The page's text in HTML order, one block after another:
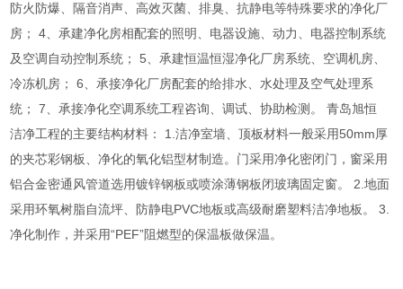
防火防爆、隔音消声、高效灭菌、排臭、抗静电等特殊要求的净化厂
房； 4、承建净化房相配套的照明、电器设施、动力、电器控制系统
及空调自动控制系统； 5、承建恒温恒湿净化厂房系统、空调机房、
冷冻机房； 6、承接净化厂房配套的给排水、水处理及空气处理系
统； 7、承接净化空调系统工程咨询、调试、协助检测。 青岛旭恒
洁净工程的主要结构材料： 1.洁净室墙、顶板材料一般采用50mm厚
的夹芯彩钢板、净化的氧化铝型材制造。门采用净化密闭门，窗采用
铝合金密通风管道选用镀锌钢板或喷涂薄钢板闭玻璃固定窗。 2.地面
采用环氧树脂自流坪、防静电PVC地板或高级耐磨塑料洁净地板。 3.
净化制作，并采用“PEF”阻燃型的保温板做保温。